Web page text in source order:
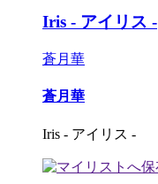
Iris - アイリス -
蒼月華
蒼月華
Iris - アイリス -